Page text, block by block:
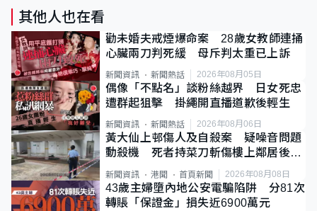
其他人也在看
勸未婚夫戒煙爆命案 28歲女教師連捅
心臟兩刀判死緩 母斥判太重已上訴
新聞資訊 新聞熱話 2026年08月05日
偶像「不點名」談粉絲越界 日女死忠
遭群起狙擊 掛繩開直播道歉後輕生
新聞資訊 新聞熱話 2026年08月06日
黃大仙上邨傷人及自殺案 疑噪音問題
動殺機 死者持菜刀斬傷樓上鄰居後墮
新聞資訊 港聞 首頁新聞 2026年08月08日
43歲主婦墮內地公安電騙陷阱 分81次
轉賬「保證金」損失近6900萬元